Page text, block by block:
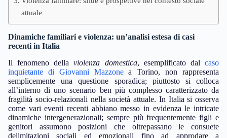
attuale
Dinamiche familiari e violenza: un’analisi estesa di casi
recenti in Italia
Il fenomeno dellaviolenza domestica, esemplificato dalcaso
inquietante di Giovanni Mazzonea Torino, non rappresenta
semplicemente una questione sporadica; piuttosto si colloca
all’interno di uno scenario ben più complesso caratterizzato da
fragilità socio-relazionali nella società attuale. In Italia si osserva
come vari eventi recenti abbiano messo in evidenza le intricate
dinamiche intergenerazionali; sempre più frequentemente figli e
genitori assumono posizioni che oltrepassano le consuete
delimitazioni sociali ed emozionali fino ad approdare a